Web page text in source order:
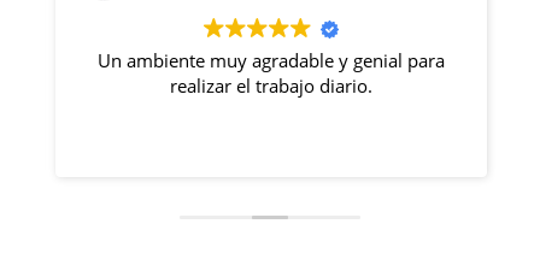
Un ambiente muy agradable y genial para
realizar el trabajo diario.